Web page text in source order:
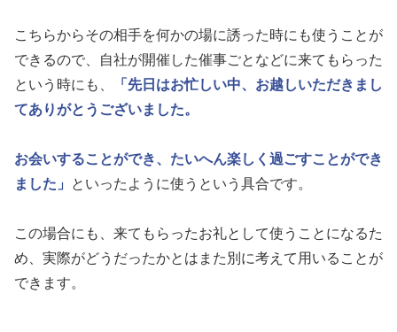
こちらからその相手を何かの場に誘った時にも使うことが
できるので、自社が開催した催事ごとなどに来てもらった
という時にも、
「先日はお忙しい中、お越しいただきまし
てありがとうございました。
お会いすることができ、たいへん楽しく過ごすことができ
ました」
といったように使うという具合です。
この場合にも、来てもらったお礼として使うことになるた
め、実際がどうだったかとはまた別に考えて用いることが
できます。